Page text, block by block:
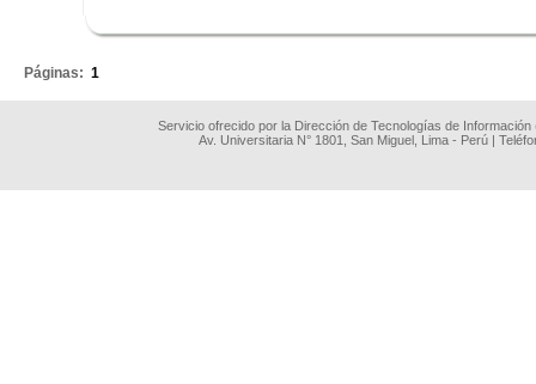
Páginas: 1
Servicio ofrecido por la Dirección de Tecnologías de
Av. Universitaria N° 1801, San Miguel, Lima - Perú |